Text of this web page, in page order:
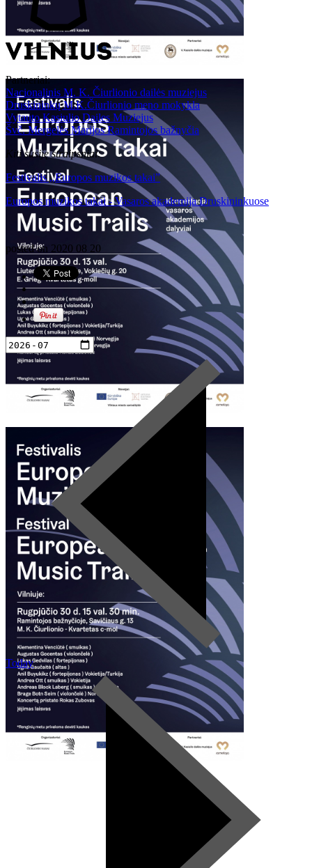
Partneriai:
Nacionalinis M. K. Čiurlionio dailės muziejus
Druskininkų M.K.Čiurlionio meno mokykla
Vytauto Kasiulio Dailes Muziejus
Švč. Mergelės Marijos Ramintojos bažnyčia
Kiti susiję straipsniai:
Festivalis ,,Europos muzikos takai”
Europos muzikos takai - Vasaros akademija Druskininkuose
posted on 2020 08 20
Today